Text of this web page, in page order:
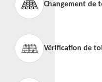
Changement de
Vérification de